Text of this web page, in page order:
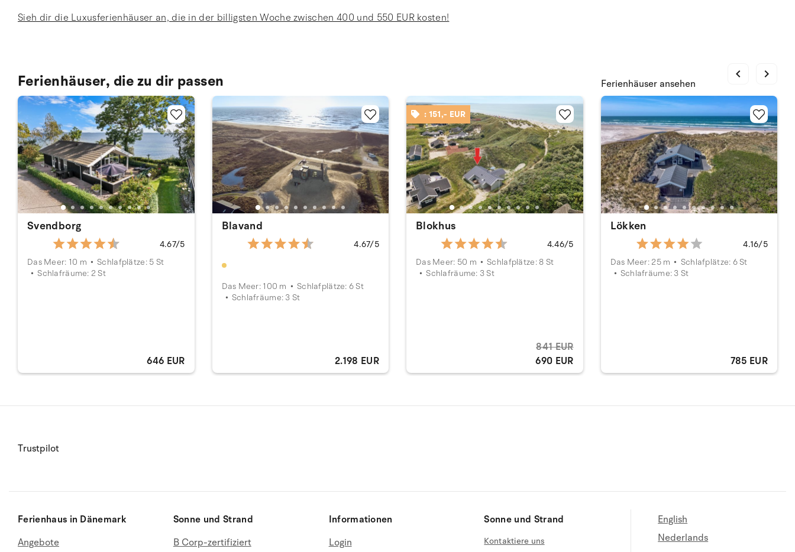
Sieh dir die Luxusferienhäuser an, die in der billigsten Woche zwischen 400 und 550 EUR kosten!
Ferienhäuser, die zu dir passen Ferienhäuser ansehen
Svendborg
4.67/5
Das Meer: 10 m
Schlafplätze: 5 St
Schlafräume: 2 St
646 EUR
Blavand
4.67/5
Das Meer: 100 m
Schlafplätze: 6 St
Schlafräume: 3 St
2.198 EUR
: 151,- EUR
Blokhus
4.46/5
Das Meer: 50 m
Schlafplätze: 8 St
Schlafräume: 3 St
841 EUR
690 EUR
Lökken
4.16/5
Das Meer: 25 m
Schlafplätze: 6 St
Schlafräume: 3 St
785 EUR
chevron_left chevron_right
Trustpilot
Ferienhaus in Dänemark
Angebote
Sonne und Strand
B Corp-zertifiziert
Informationen
Login
Sonne und Strand
Kontaktiere uns
English
Nederlands